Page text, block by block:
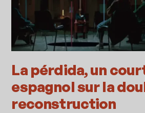
La pérdida, un
espagnol sur la
reconstruction